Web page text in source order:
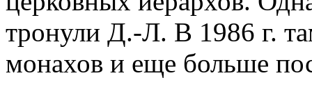
тронули Д.-Л. В 1986 г.
монахов и еще больше